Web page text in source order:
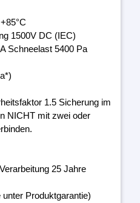
1500V DC (IEC)
Schneelast 5400 Pa
1.5 Sicherung im
NICHT mit zwei oder
25 Jahre
Produktgarantie)